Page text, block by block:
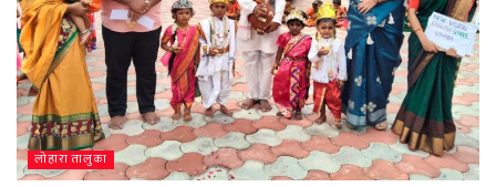
लोहारा तालुका